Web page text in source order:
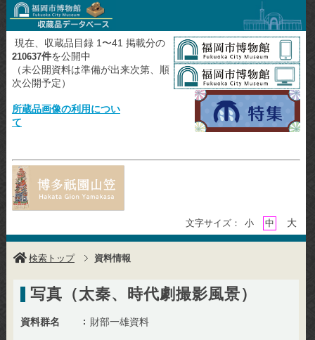
現在、収蔵品目録 1〜41 掲載分の
210637件を公開中
（未公開資料は準備が出来次第、順
次公開予定）
所蔵品画像の利用につい
て
文字サイズ： 小 中 大
検索トップ 資料情報
写真（太秦、時代劇撮影風景）
資料群名 財部一雄資料